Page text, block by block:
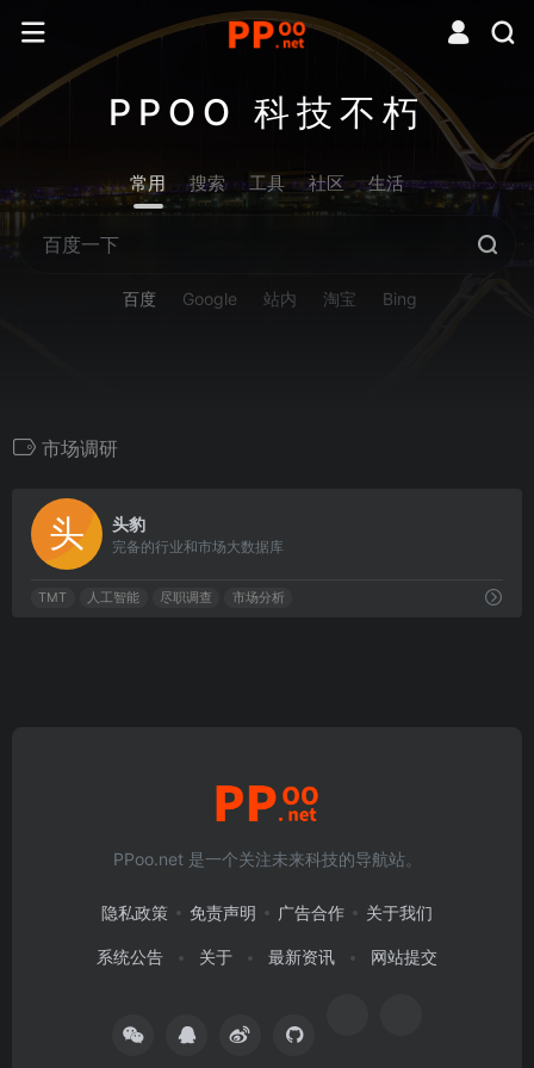
PPOO 科技不朽
常用 搜索 工具 社区 生活
百度 Google 站内 淘宝 Bing
市场调研
头豹
完备的行业和市场大数据库
TMT 人工智能 尽职调查 市场分析
PPoo.net 是一个关注未来科技的导航站。
隐私政策 免责声明 广告合作 关于我们
系统公告 关于 最新资讯 网站提交